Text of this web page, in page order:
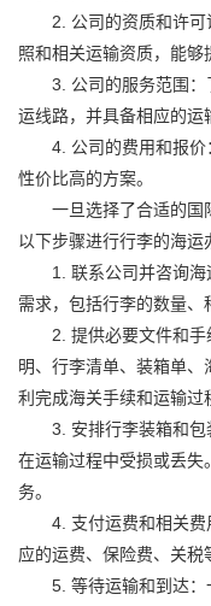
2. 公司的资质和许可
照和相关运输资质，能够
3. 公司的服务范围：
运线路，并具备相应的运
4. 公司的费用和报价
性价比高的方案。
一旦选择了合适的国
以下步骤进行行李的海运
1. 联系公司并咨询海
需求，包括行李的数量、
2. 提供必要文件和手
明、行李清单、装箱单
利完成海关手续和运输过
3. 安排行李装箱和包
在运输过程中受损或丢失
务。
4. 支付运费和相关费
应的运费、保险费、关税
5. 等待运输和到达：